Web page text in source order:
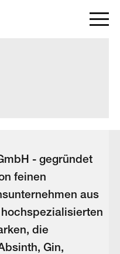
- gegründet
feinen
aus
die
Gin,